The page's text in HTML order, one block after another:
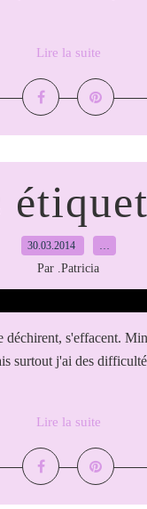
Lire la suite
30.03.2014 …
Par .Patricia
déchirent, s'effacent.
surtout j'ai des
Lire la suite